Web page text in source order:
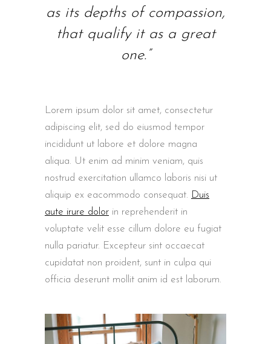
as its depths of compassion,
that qualify it as a great
one.”
Lorem ipsum dolor sit amet, consectetur
adipiscing elit, sed do eiusmod tempor
incididunt ut labore et dolore magna
aliqua. Ut enim ad minim veniam, quis
nostrud exercitation ullamco laboris nisi ut
aliquip ex eacommodo consequat. Duis
aute irure dolor in reprehenderit in
voluptate velit esse cillum dolore eu fugiat
nulla pariatur. Excepteur sint occaecat
cupidatat non proident, sunt in culpa qui
officia deserunt mollit anim id est laborum.